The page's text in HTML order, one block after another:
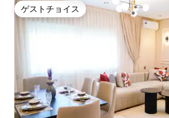
ゲストチョイス
ゲストチョイス